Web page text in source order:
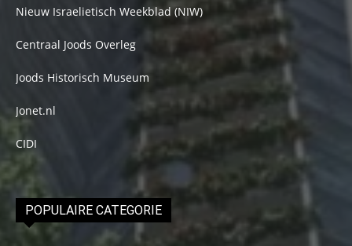
Nieuw Israelietisch Weekblad (NIW)
Centraal Joods Overleg
Joods Historisch Museum
Jonet.nl
CIDI
POPULAIRE CATEGORIE